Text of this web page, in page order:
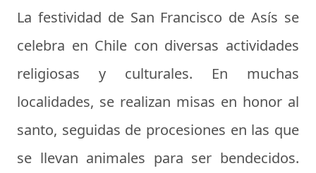
La festividad de San Francisco de Asís se
celebra en Chile con diversas actividades
religiosas y culturales. En muchas
localidades, se realizan misas en honor al
santo, seguidas de procesiones en las que
se llevan animales para ser bendecidos.